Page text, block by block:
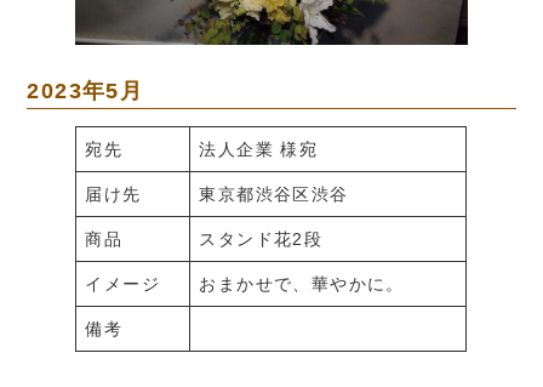
2023年5月
宛先 法人企業 様宛
届け先 東京都渋谷区渋谷
商品 スタンド花2段
イメージ おまかせで、華やかに。
備考